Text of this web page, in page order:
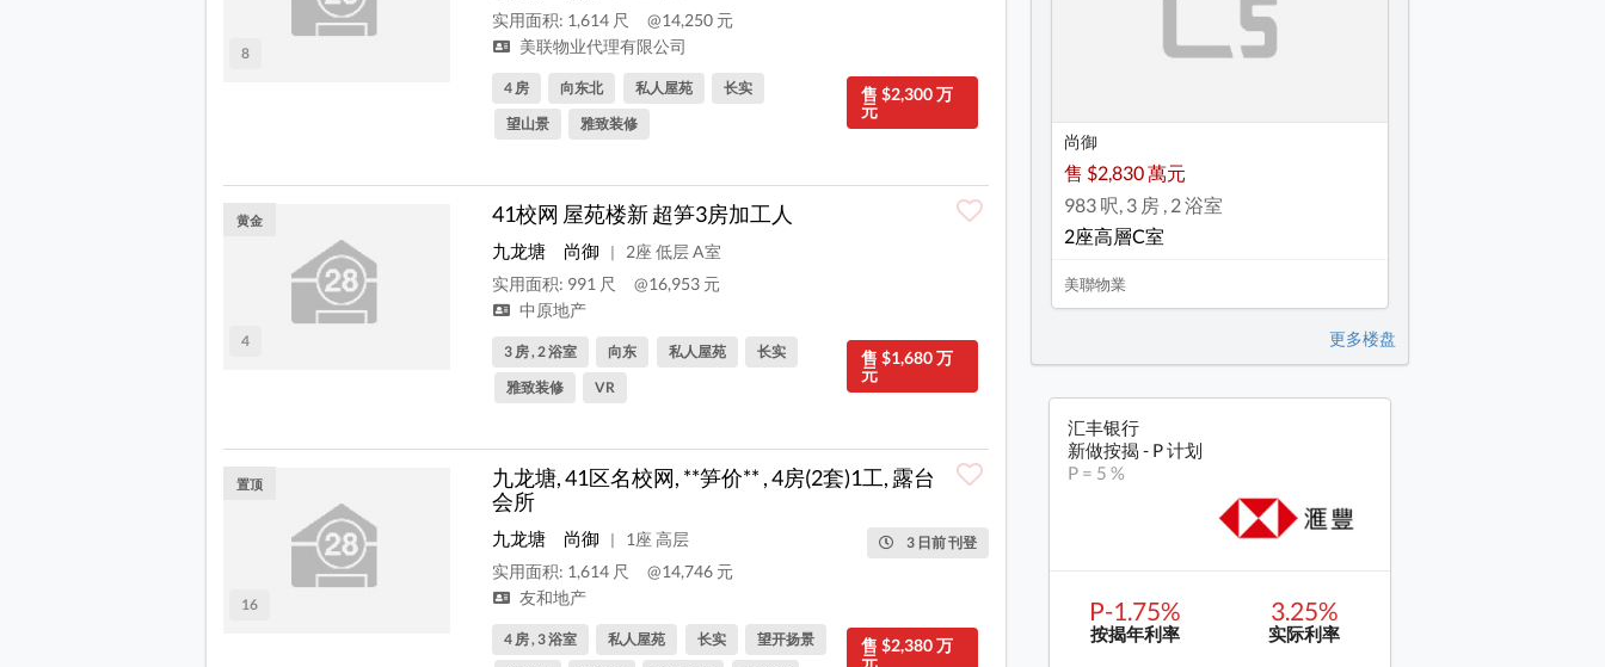
8
实用面积: 1,614 尺
@14,250 元
美联物业代理有限公司
售 $2,300 万
元
4 房 向东北 私人屋苑
长实
望山景
雅致装修
4
黄金 41校网 屋苑楼新 超笋3房加工人
九龙塘 尚御 |
2座 低层 A室
实用面积: 991 尺
@16,953 元
中原地产
售 $1,680 万
元
3 房 , 2 浴室 向东 私人屋苑
长实
雅致装修
VR
16
置顶
九龙塘, 41区名校网, **笋价** , 4房(2套)1工, 露台
会所
3 日前 刊登
九龙塘 尚御 |
1座 高层
实用面积: 1,614 尺
@14,746 元
友和地产
售 $2,380 万
元
4 房 , 3 浴室 私人屋苑 长实
望开扬景
尚御
售 $2,830 萬元
983 呎, 3 房 , 2 浴室
2座高層C室
美聯物業
更多楼盘
汇丰银行
新做按揭 - P 计划
P = 5 %
P-1.75%
按揭年利率
3.25%
实际利率